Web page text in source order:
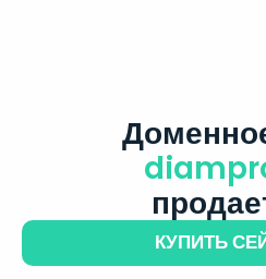
КУПИТЬ